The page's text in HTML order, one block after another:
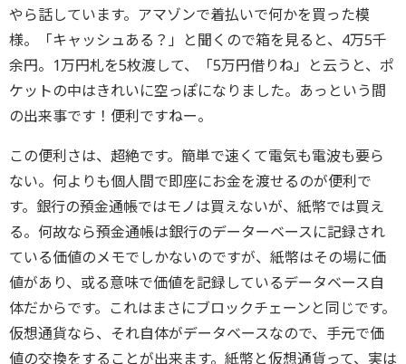
やら話しています。 アマゾンで着払いで何かを買った模
様。「キャッシュある？」と聞くので箱を見ると、 4万5千
余円。1万円札を5枚渡して、「5万円借りね」と云うと、 ポ
ケットの中はきれいに空っぽになりました。あっという間
の出来事です！便利ですねー。
この便利さは、超絶です。簡単で速くて電気も電波も要ら
ない。 何よりも個人間で即座にお金を渡せるのが便利で
す。 銀行の預金通帳ではモノは買えないが、紙幣では買え
る。 何故なら預金通帳は銀行のデーターベースに記録され
ている価値のメモでしかないのですが、紙幣はその場に価
値があり、 或る意味で価値を記録しているデータベース自
体だからです。 これはまさにブロックチェーンと同じです。
仮想通貨なら、それ自体がデータベースなので、 手元で価
値の交換をすることが出来ます。紙幣と仮想通貨って、実は